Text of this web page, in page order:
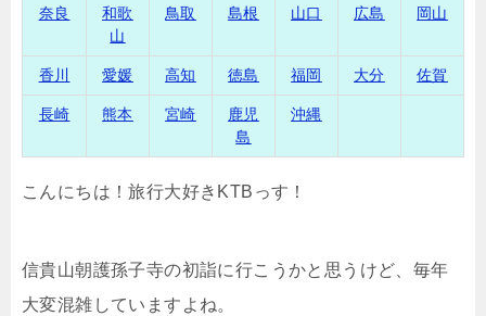
奈良
和歌
山
鳥取 島根 山口 広島 岡山
香川 愛媛 高知 徳島 福岡 大分 佐賀
長崎 熊本 宮崎
鹿児
島
沖縄
こんにちは！旅行大好きKTBっす！
信貴山朝護孫子寺の初詣に行こうかと思うけど、毎年
大変混雑していますよね。